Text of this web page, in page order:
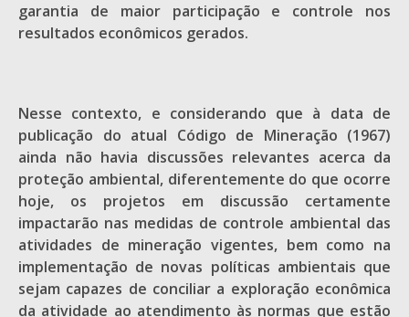
garantia de maior participação e controle nos
resultados econômicos gerados.
Nesse contexto, e considerando que à data de
publicação do atual Código de Mineração (1967)
ainda não havia discussões relevantes acerca da
proteção ambiental, diferentemente do que ocorre
hoje, os projetos em discussão certamente
impactarão nas medidas de controle ambiental das
atividades de mineração vigentes, bem como na
implementação de novas políticas ambientais que
sejam capazes de conciliar a exploração econômica
da atividade ao atendimento às normas que estão